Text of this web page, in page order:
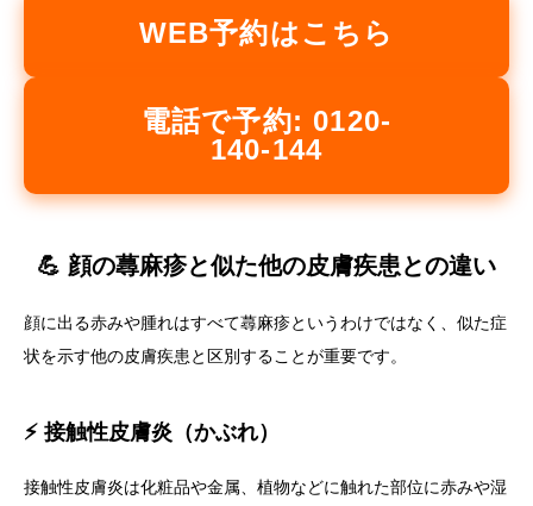
WEB予約はこちら
電話で予約: 0120-
140-144
💪 顔の蕁麻疹と似た他の皮膚疾患との違い
顔に出る赤みや腫れはすべて蕁麻疹というわけではなく、似た症
状を示す他の皮膚疾患と区別することが重要です。
⚡ 接触性皮膚炎（かぶれ）
接触性皮膚炎は化粧品や金属、植物などに触れた部位に赤みや湿